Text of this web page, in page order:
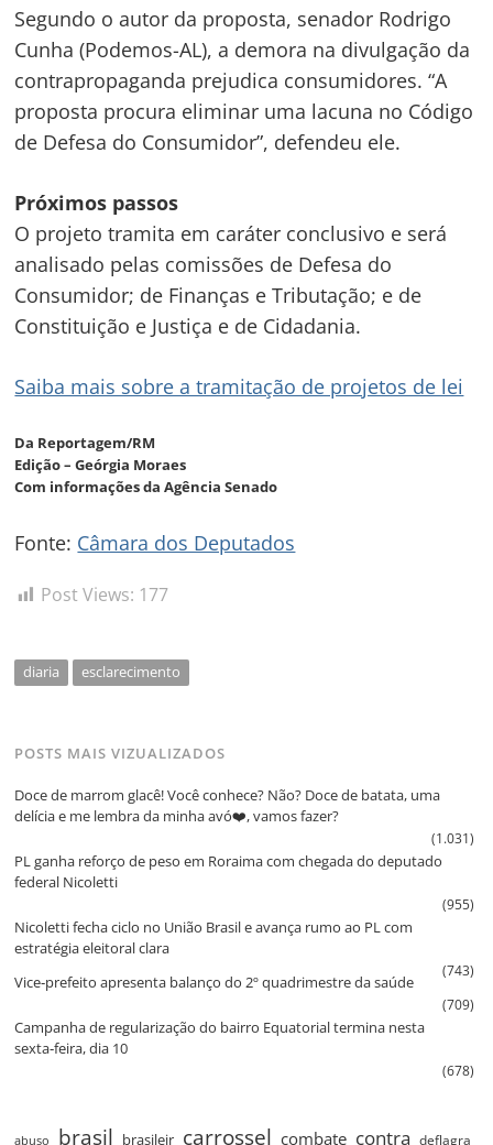
Segundo o autor da proposta, senador Rodrigo
Cunha (Podemos-AL), a demora na divulgação da
contrapropaganda prejudica consumidores. “A
proposta procura eliminar uma lacuna no Código
de Defesa do Consumidor”, defendeu ele.
Próximos passos
O projeto tramita em caráter conclusivo e será
analisado pelas comissões de Defesa do
Consumidor; de Finanças e Tributação; e de
Constituição e Justiça e de Cidadania.
Saiba mais sobre a tramitação de projetos de lei
Da Reportagem/RM
Edição – Geórgia Moraes
Com informações da Agência Senado
Fonte: Câmara dos Deputados
Post Views: 177
diaria esclarecimento
POSTS MAIS VIZUALIZADOS
Doce de marrom glacê! Você conhece? Não? Doce de batata, uma
delícia e me lembra da minha avó❤️, vamos fazer?
(1.031)
PL ganha reforço de peso em Roraima com chegada do deputado
federal Nicoletti
(955)
Nicoletti fecha ciclo no União Brasil e avança rumo ao PL com
estratégia eleitoral clara
(743)
Vice‑prefeito apresenta balanço do 2º quadrimestre da saúde
(709)
Campanha de regularização do bairro Equatorial termina nesta
sexta‑feira, dia 10
(678)
abuso brasil brasileir carrossel combate contra deflagra